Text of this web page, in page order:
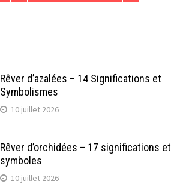
Rêver d’azalées – 14 Significations et
Symbolismes
10 juillet 2026
Rêver d’orchidées – 17 significations et
symboles
10 juillet 2026